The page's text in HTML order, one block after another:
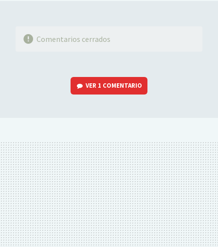
Comentarios cerrados
VER 1 COMENTARIO